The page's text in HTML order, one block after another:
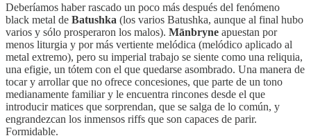
Deberíamos haber rascado un poco más después del fenómeno
black metal de Batushka (los varios Batushka, aunque al final hubo
varios y sólo prosperaron los malos). Mānbryne apuestan por
menos liturgia y por más vertiente melódica (melódico aplicado al
metal extremo), pero su imperial trabajo se siente como una reliquia,
una efigie, un tótem con el que quedarse asombrado. Una manera de
tocar y arrollar que no ofrece concesiones, que parte de un tono
medianamente familiar y le encuentra rincones desde el que
introducir matices que sorprendan, que se salga de lo común, y
engrandezcan los inmensos riffs que son capaces de parir.
Formidable.